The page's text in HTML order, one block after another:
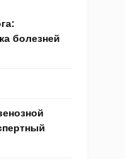
болезней